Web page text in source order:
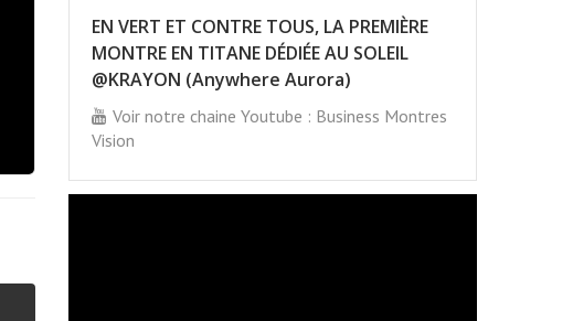
EN VERT ET CONTRE TOUS, LA PREMIÈRE
MONTRE EN TITANE DÉDIÉE AU SOLEIL
@KRAYON (Anywhere Aurora)
Voir notre chaine Youtube : Business Montres
Vision